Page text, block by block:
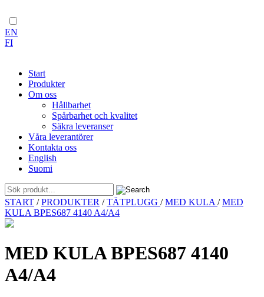
EN
FI
Start
Produkter
Om oss
Hållbarhet
Spårbarhet och kvalitet
Säkra leveranser
Våra leverantörer
Kontakta oss
English
Suomi
Skip
to
content
START /PRODUKTER /TÄTPLUGG /MED KULA /MED
KULA BPES687 4140 A4/A4
MED KULA BPES687 4140
A4/A4